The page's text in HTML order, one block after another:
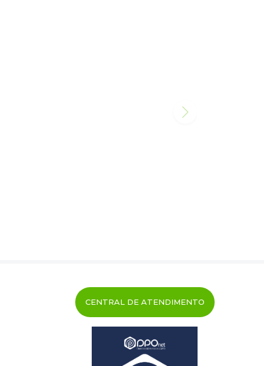
CENTRAL DE ATENDIMENTO